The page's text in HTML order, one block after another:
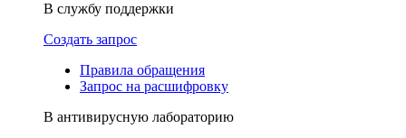
В службу поддержки
Создать запрос
Правила обращения
Запрос на расшифровку
В антивирусную лабораторию